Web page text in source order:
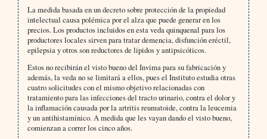
La medida basada en un decreto sobre protección de la propiedad
intelectual causa polémica por el alza que puede generar en los
precios. Los productos incluidos en esta veda quinquenal para los
productores locales sirven para tratar demencia, disfunción eréctil,
epilepsia y otros son reductores de lípidos y antipsicóticos.
Estos no recibirán el visto bueno del Invima para su fabricación y
además, la veda no se limitará a ellos, pues el Instituto estudia otras
cuatro solicitudes con el mismo objetivo relacionadas con
tratamiento para las infecciones del tracto urinario, contra el dolor y
la inflamación causada por la artritis reumatoide, contra la leucemia
y un antihistamínico. A medida que les vayan dando el visto bueno,
comienzan a correr los cinco años.